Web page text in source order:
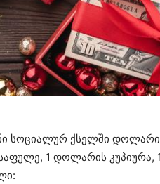
სოციალურ ქსელში
1 დოლარის კუპიურა,